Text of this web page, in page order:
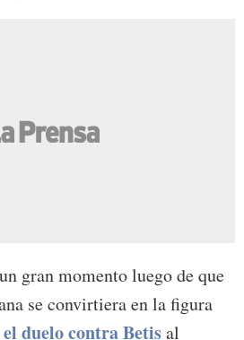
gran momento luego de que
se convirtiera en la figura
duelo contra Betisal